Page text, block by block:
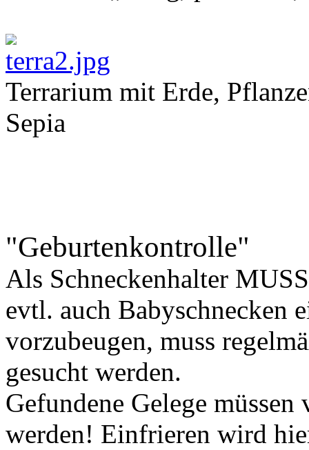
Terrarium mit Erde,
Sepia
"Geburtenkontrolle"
Als Schneckenhalter
evtl. auch Babyschnecken
vorzubeugen, muss
gesucht werden.
Gefundene Gelege
werden! Einfrieren wird